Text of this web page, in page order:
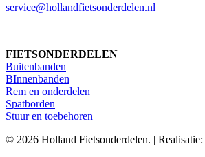
service@hollandfietsonderdelen.nl
FIETSONDERDELEN
Buitenbanden
BInnenbanden
Rem en onderdelen
Spatborden
Stuur en toebehoren
© 2026 Holland Fietsonderdelen. | Realisatie: